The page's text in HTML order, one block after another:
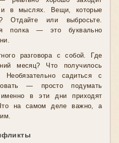
в мыслях. Вещи, которые
Отдайте или выбросьте.
полка — это буквально
разговора с собой. Где
месяц? Что получилось
садиться с
— просто подумать
в эти дни приходят
на самом деле важно, а